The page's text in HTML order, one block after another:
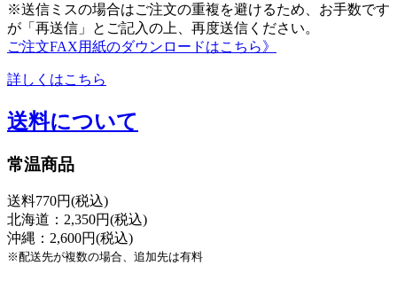
※送信ミスの場合はご注文の重複を避けるため、お手数です
が「再送信」とご記入の上、再度送信ください。
ご注文FAX用紙のダウンロードはこちら》
詳しくはこちら
送料について
常温商品
送料770円(税込)
北海道：2,350円(税込)
沖縄：2,600円(税込)
※配送先が複数の場合、追加先は有料